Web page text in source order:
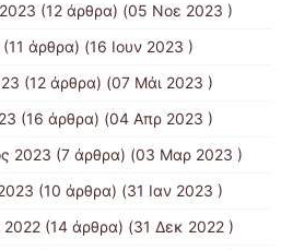
(12 άρθρα) (05 Νοε 2023 )
(11 άρθρα) (16 Ιουν 2023 )
(12 άρθρα) (07 Μάι 2023 )
(16 άρθρα) (04 Απρ 2023 )
2023 (7 άρθρα) (03 Μαρ 2023 )
(10 άρθρα) (31 Ιαν 2023 )
2022 (14 άρθρα) (31 Δεκ 2022 )